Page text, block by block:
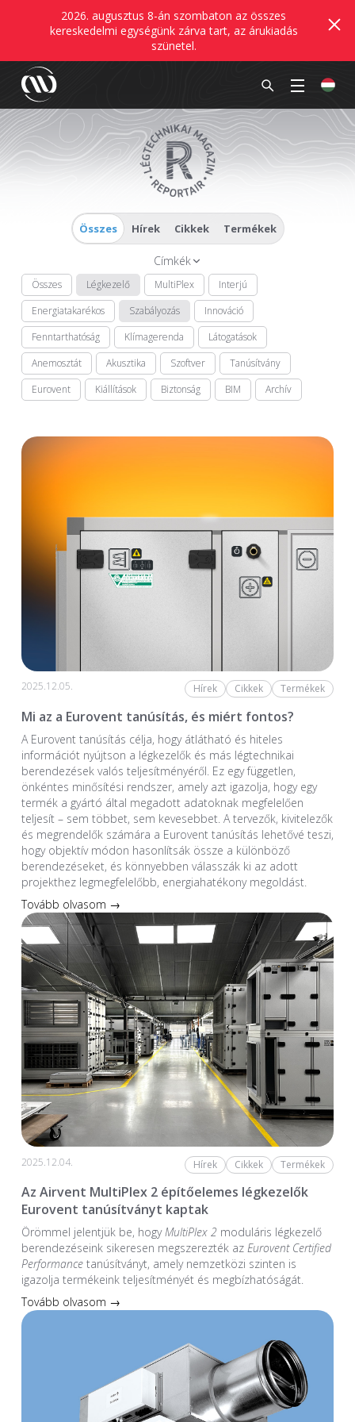
2026. augusztus 8-án szombaton az összes
kereskedelmi egységünk zárva tart, az árukiadás
szünetel.
Összes Hírek Cikkek Termékek
Címkék
Összes Légkezelő MultiPlex
Interjú
Energiatakarékos
Szabályozás
Innováció
Fenntarthatóság
Klímagerenda
Látogatások
Anemosztát
Akusztika Szoftver
Tanúsítvány
Eurovent
Kiállítások Biztonság BIM Archív
2025.12.05. Hírek Cikkek Termékek
Mi az a Eurovent tanúsítás, és miért fontos?
A Eurovent tanúsítás célja, hogy átlátható és hiteles
információt nyújtson a légkezelők és más légtechnikai
berendezések valós teljesítményéről. Ez egy független,
önkéntes minősítési rendszer, amely azt igazolja, hogy egy
termék a gyártó által megadott adatoknak megfelelően
teljesít – sem többet, sem kevesebbet. A tervezők, kivitelezők
és megrendelők számára a Eurovent tanúsítás lehetővé teszi,
hogy objektív módon hasonlítsák össze a különböző
berendezéseket, és könnyebben válasszák ki az adott
projekthez legmegfelelőbb, energiahatékony megoldást.
Tovább olvasom →
2025.12.04. Hírek Cikkek Termékek
Az Airvent MultiPlex 2 építőelemes légkezelők
Eurovent tanúsítványt kaptak
Örömmel jelentjük be, hogyMultiPlex 2moduláris légkezelő
berendezéseink sikeresen megszerezték az Eurovent Certified
Performancetanúsítványt, amely nemzetközi szinten is
igazolja termékeink teljesítményét és megbízhatóságát.
Tovább olvasom →